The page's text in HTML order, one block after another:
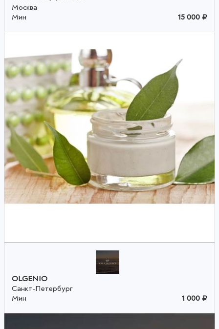
Москва
Мин
15 000 ₽
OLGENIO
Санкт-Петербург
Мин
1 000 ₽